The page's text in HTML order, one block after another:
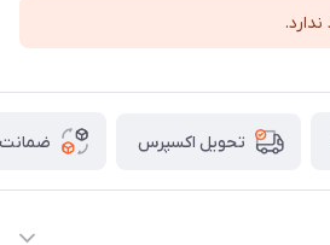
تحویل اکسپرس ضمانت